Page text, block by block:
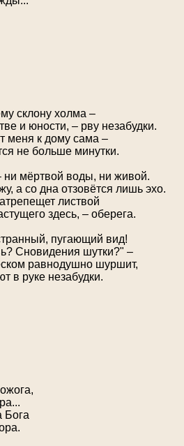
склону холма –
и юности, – рву незабудки.
меня к дому сама –
не больше минутки.
ни мёртвой воды, ни живой.
а со дна отзовётся лишь эхо.
листвой
здесь, – оберега.
пугающий вид!
Сновидения шутки?" –
равнодушно шуршит,
в руке незабудки.
Бога